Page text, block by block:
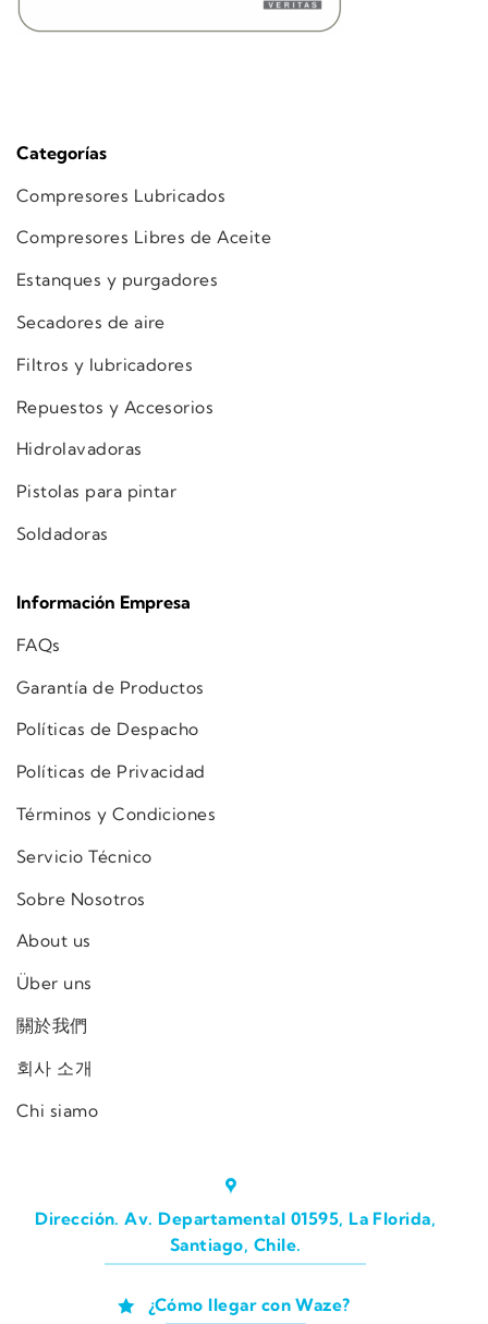
Categorías
Compresores Lubricados
Compresores Libres de Aceite
Estanques y purgadores
Secadores de aire
Filtros y lubricadores
Repuestos y Accesorios
Hidrolavadoras
Pistolas para pintar
Soldadoras
Información Empresa
FAQs
Garantía de Productos
Políticas de Despacho
Políticas de Privacidad
Términos y Condiciones
Servicio Técnico
Sobre Nosotros
About us
Über uns
關於我們
회사 소개
Chi siamo
Dirección. Av. Departamental 01595, La Florida,
Santiago, Chile.
¿Cómo llegar con Waze?